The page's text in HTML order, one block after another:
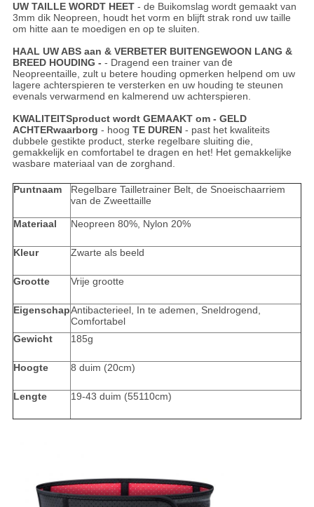
UW TAILLE WORDT HEET- de Buikomslag wordt gemaakt van
3mm dik Neopreen, houdt het vorm en blijft strak rond uw taille
om hitte aan te moedigen en op te sluiten.
HAAL UW ABS aan & VERBETER BUITENGEWOON LANG &
BREED HOUDING - - Dragend een trainer van de
Neopreentaille, zult u betere houding opmerken helpend om uw
lagere achterspieren te versterken en uw houding te steunen
evenals verwarmend en kalmerend uw achterspieren.
KWALITEITSproduct wordt GEMAAKT om - GELD
ACHTERwaarborg - hoog TE DUREN- past het kwaliteits
dubbele gestikte product, sterke regelbare sluiting die,
gemakkelijk en comfortabel te dragen en het! Het gemakkelijke
wasbare materiaal van de zorghand.
Puntnaam
Regelbare Tailletrainer Belt, de Snoeischaarriem
van de Zweettaille
Materiaal Neopreen 80%, Nylon 20%
Kleur Zwarte als beeld
Grootte Vrije grootte
EigenschapAntibacterieel, In te ademen, Sneldrogend,
Comfortabel
Gewicht
185g
Hoogte 8 duim (20cm)
Lengte 19-43 duim (55110cm)